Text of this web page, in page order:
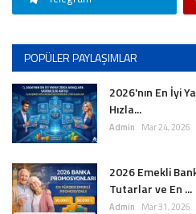
POPÜLER PAYLAŞIMLAR
2026'nın En İyi
Hızla...
Admin Mar 24, 2026
2026 Emekli
Tutarlar ve En ...
Admin Mar 31, 2026